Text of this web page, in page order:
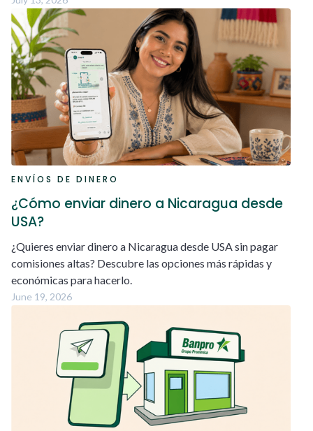
ENVÍOS DE DINERO
¿Cómo enviar dinero a Nicaragua desde
USA?
¿Quieres enviar dinero a Nicaragua desde USA sin pagar
comisiones altas? Descubre las opciones más rápidas y
económicas para hacerlo.
June 19, 2026